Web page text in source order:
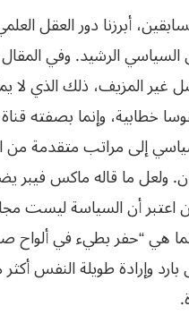
أبرزنا دور العقل
الرشيد. وفي المقال
غير المزيف، ذلك الذي لا
خطابية، وإنما بصفته
إلى مراتب متقدمة من
ولعل ما قاله ماكس فيبر
أن السياسة ليست
هي “حفر بطيء في ألواح
وإرادة طويلة النفس